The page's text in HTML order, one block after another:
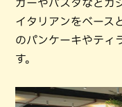
ガーやパスタなどカ
イタリアンをベース
のパンケーキやティ
す。